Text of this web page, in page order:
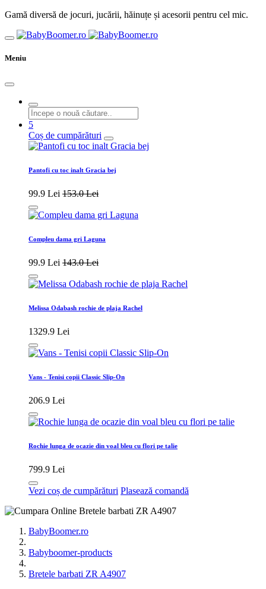
Gamă diversă de jocuri, jucării, hăinuțe și acesorii pentru cel mic.
Meniu
5
Coș de cumpărături
Pantofi cu toc inalt Gracia bej
99.9 Lei 153.0 Lei
Compleu dama gri Laguna
99.9 Lei 143.0 Lei
Melissa Odabash rochie de plaja Rachel
1329.9 Lei
Vans - Tenisi copii Classic Slip-On
206.9 Lei
Rochie lunga de ocazie din voal bleu cu flori pe talie
799.9 Lei
Vezi coș de cumpărături Plasează comandă
BabyBoomer.ro
Babyboomer-products
Bretele barbati ZR A4907